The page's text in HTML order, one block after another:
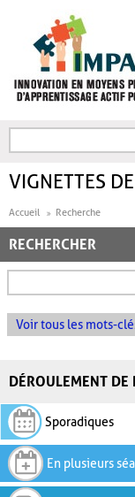
FORMULAIRE DE
VIGNETTES
Accueil Recherche
RECHERCHER
Voir tous les mots-
DÉROULEMENT DE
Sporadiques
En plusieurs